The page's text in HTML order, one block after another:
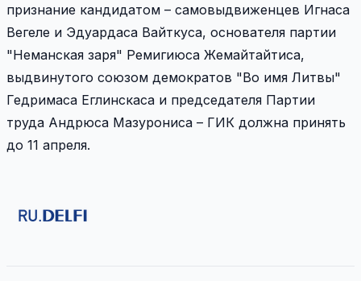
признание кандидатом – самовыдвиженцев Игнаса
Вегеле и Эдуардаса Вайткуса, основателя партии
"Неманская заря" Ремигиюса Жемайтайтиса,
выдвинутого союзом демократов "Во имя Литвы"
Гедримаса Еглинскаса и председателя Партии
труда Андрюса Мазурониса – ГИК должна принять
до 11 апреля.